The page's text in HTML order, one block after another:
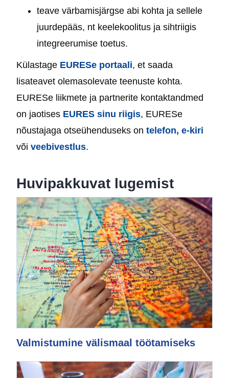
teave värbamisjärgse abi kohta ja sellele
juurdepääs, nt keelekoolitus ja sihtriigis
integreerumise toetus.
Külastage EURESe portaali, et saada
lisateavet olemasolevate teenuste kohta.
EURESe liikmete ja partnerite kontaktandmed
on jaotises EURES sinu riigis, EURESe
nõustajaga otseühenduseks on telefon, e-kiri
või veebivestlus.
Huvipakkuvat lugemist
Valmistumine välismaal töötamiseks